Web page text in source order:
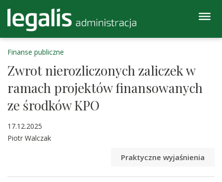
Finanse publiczne
Zwrot nierozliczonych zaliczek w
ramach projektów finansowanych
ze środków KPO
17.12.2025
Piotr Walczak
Praktyczne wyjaśnienia